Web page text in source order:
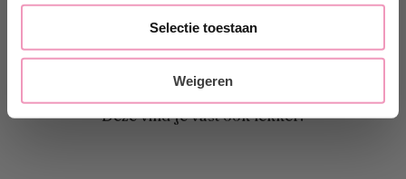
Selectie toestaan
Weigeren
Productspecificaties
Deze vind je vast ook lekker!